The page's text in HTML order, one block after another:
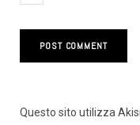
Questo sito utilizza